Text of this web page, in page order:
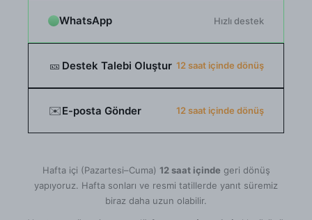
WhatsApp Hızlı destek
🎫 Destek Talebi Oluştur 12 saat içinde dönüş
✉️E-posta Gönder 12 saat içinde dönüş
Hafta içi (Pazartesi–Cuma) 12 saat içinde geri dönüş
yapıyoruz. Hafta sonları ve resmi tatillerde yanıt süremiz
biraz daha uzun olabilir.